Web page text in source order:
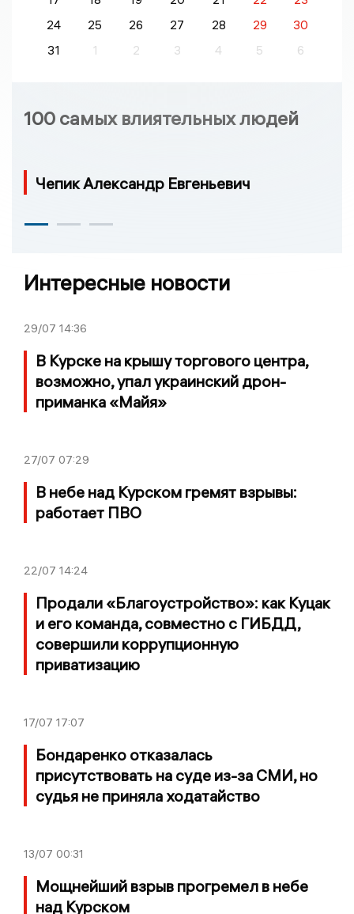
24
25 26 27 28 29
30
31
1 2 3 4 5 6
100 самых влиятельных людей
Чепик Александр Евгеньевич
Интересные новости
29/07 14:36
В Курске на крышу торгового центра,
возможно, упал украинский дрон-
приманка «Майя»
27/07 07:29
В небе над Курском гремят взрывы:
работает ПВО
22/07 14:24
Продали «Благоустройство»: как Куцак
и его команда, совместно с ГИБДД,
совершили коррупционную
приватизацию
17/07 17:07
Бондаренко отказалась
присутствовать на суде из-за СМИ, но
судья не приняла ходатайство
13/07 00:31
Мощнейший взрыв прогремел в небе
над Курском